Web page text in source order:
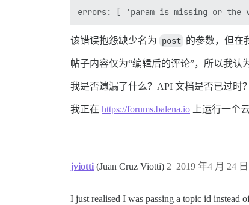
该错误抱怨缺少名为 post 的参数，但在
帖子内容仅为“编辑后的评论”，所以我认
我是否遗漏了什么？API 文档是否已过时？
我正在 https://forums.balena.io 上运行一个
jviotti (Juan Cruz Viotti) 2019 年4 月 24
2
I just realised I was passing a topic id instead